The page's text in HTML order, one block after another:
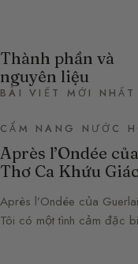
Thành phần và
nguyên liệu
BÀI VIẾT MỚI NHẤT
CẨM NANG NƯỚC
Après l’Ondée
Thơ Ca Khứu Giác
Après l’Ondée của
Tôi có một tình cảm đặc